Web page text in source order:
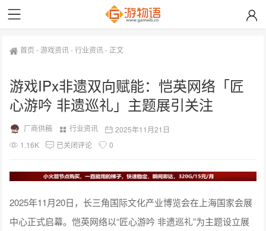
首页 -游戏资讯-行业资讯- 正文
游戏IPx非遗双向赋能：恺英网络「匠
心游吟 非遗巡礼」主题展引关注
厂商供稿 行业资讯
2025年11月21日
1.16K
已关闭评论 0
2025年11月20日，长三角国际文化产业博览会在上海国家会展
中心正式启幕。恺英网络以“匠心游吟 非遗巡礼”为主题设立展